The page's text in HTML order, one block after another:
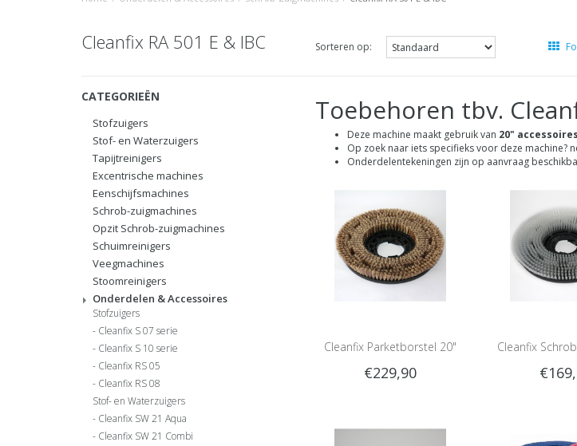
Cleanfix RA 501 E & IBC Sorteren op:
CATEGORIEËN
Stofzuigers
Stof- en Waterzuigers
Tapijtreinigers
Excentrische machines
Eenschijfsmachines
Schrob-zuigmachines
Opzit Schrob-zuigmachines
Schuimreinigers
Veegmachines
Stoomreinigers
Onderdelen & Accessoires
Stofzuigers
Cleanfix S 07 serie
Cleanfix S 10 serie
Cleanfix RS 05
Cleanfix RS 08
Stof- en Waterzuigers
Cleanfix SW 21 Aqua
Cleanfix SW 21 Combi
Toebehoren tbv.
Deze machine maakt gebruik van 20" accessoires
Op zoek naar iets specifieks voor deze machine?
Onderdelentekeningen zijn op aanvraag
Cleanfix Parketborstel 20"
€229,90
Cleanfix